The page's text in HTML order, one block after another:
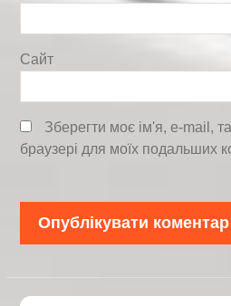
Сайт
Зберегти моє ім'я, e-mail,
браузері для моїх подальших